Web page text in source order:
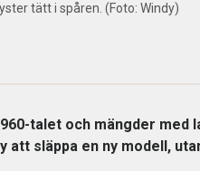
tätt i spåren. (Foto: Windy)
talet och mängder
att släppa en ny modell,